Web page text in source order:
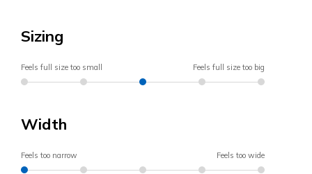
Sizing
Feels full size too small Feels full size too big
Width
Feels too narrow Feels too wide